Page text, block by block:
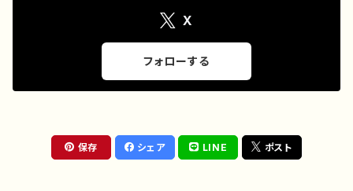
グッズ エモいスマホケース
タイトル：ニュアンスフラワー PA
X
フォローする
保存 シェア LINE ポスト